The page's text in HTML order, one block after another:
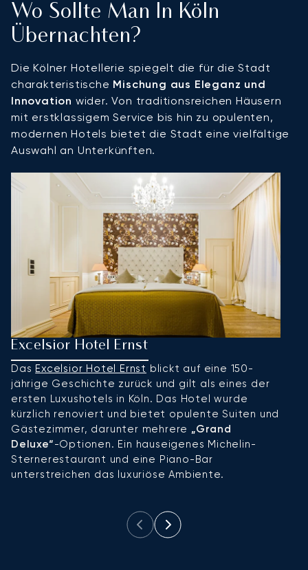
Wo Sollte Man In Köln
Übernachten?
Die Kölner Hotellerie spiegelt die für die Stadt
charakteristische Mischung aus Eleganz und
Innovation wider. Von traditionsreichen Häusern
mit erstklassigem Service bis hin zu opulenten,
modernen Hotels bietet die Stadt eine vielfältige
Auswahl an Unterkünften.
Excelsior Hotel Ernst
Das Excelsior Hotel Ernst blickt auf eine 150-
jährige Geschichte zurück und gilt als eines der
ersten Luxushotels in Köln. Das Hotel wurde
kürzlich renoviert und bietet opulente Suiten und
Gästezimmer, darunter mehrere „Grand
Deluxe“-Optionen. Ein hauseigenes Michelin-
Sternerestaurant und eine Piano-Bar
unterstreichen das luxuriöse Ambiente.